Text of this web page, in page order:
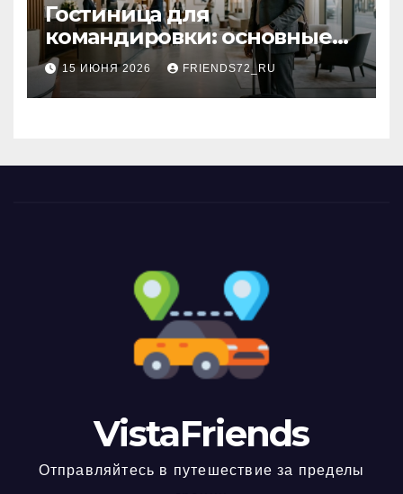
Гостиница для
командировки: основные
критерии выбора
15 ИЮНЯ 2026 FRIENDS72_RU
VistaFriends
Отправляйтесь в путешествие за пределы